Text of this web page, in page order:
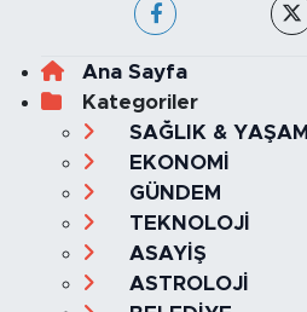
Ana Sayfa
Kategoriler
SAĞLIK & YAŞAM
EKONOMİ
GÜNDEM
TEKNOLOJİ
ASAYİŞ
ASTROLOJİ